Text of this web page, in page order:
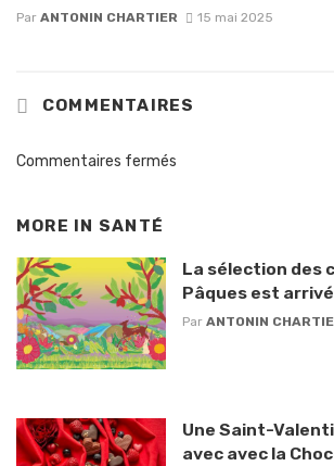
Par ANTONIN CHARTIER 15 mai 2025
COMMENTAIRES
Commentaires fermés
MORE IN SANTÉ
La sélection des
Pâques est
Par ANTONIN
Une Saint-
avec avec la